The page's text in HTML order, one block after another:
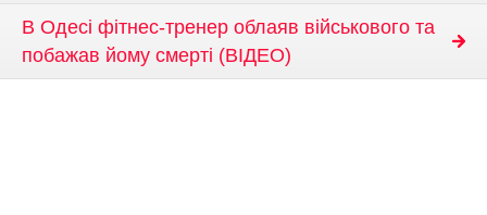
В Одесі фітнес-тренер облаяв військового та
побажав йому смерті (ВІДЕО)